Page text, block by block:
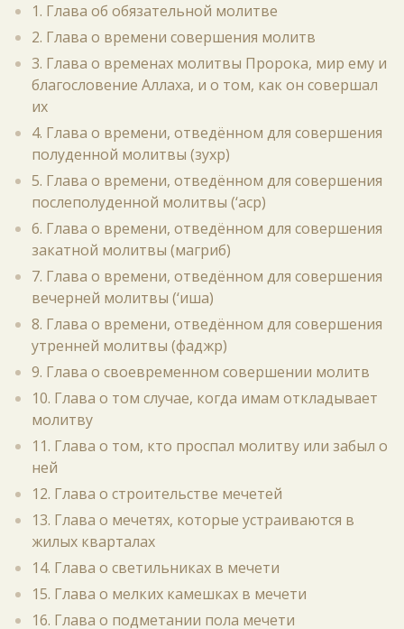
1. Глава об обязательной молитве
2. Глава о времени совершения молитв
3. Глава о временах молитвы Пророка, мир ему и
благословение Аллаха, и о том, как он совершал
их
4. Глава о времени, отведённом для совершения
полуденной молитвы (зухр)
5. Глава о времени, отведённом для совершения
послеполуденной молитвы (‘аср)
6. Глава о времени, отведённом для совершения
закатной молитвы (магриб)
7. Глава о времени, отведённом для совершения
вечерней молитвы (‘иша)
8. Глава о времени, отведённом для совершения
утренней молитвы (фаджр)
9. Глава о своевременном совершении молитв
10. Глава о том случае, когда имам откладывает
молитву
11. Глава о том, кто проспал молитву или забыл о
ней
12. Глава о строительстве мечетей
13. Глава о мечетях, которые устраиваются в
жилых кварталах
14. Глава о светильниках в мечети
15. Глава о мелких камешках в мечети
16. Глава о подметании пола мечети